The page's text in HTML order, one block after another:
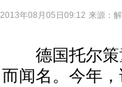
2013年08月05日09:12 来源：
德国托尔策
而闻名。今年